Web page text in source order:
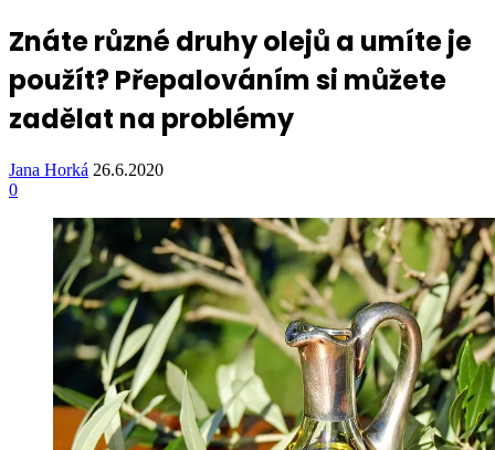
Znáte různé druhy olejů a umíte je
použít? Přepalováním si můžete
zadělat na problémy
Jana Horká 26.6.2020
0